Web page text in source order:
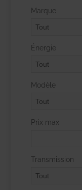
Marque
Énergie
Modèle
Prix max
Transmission